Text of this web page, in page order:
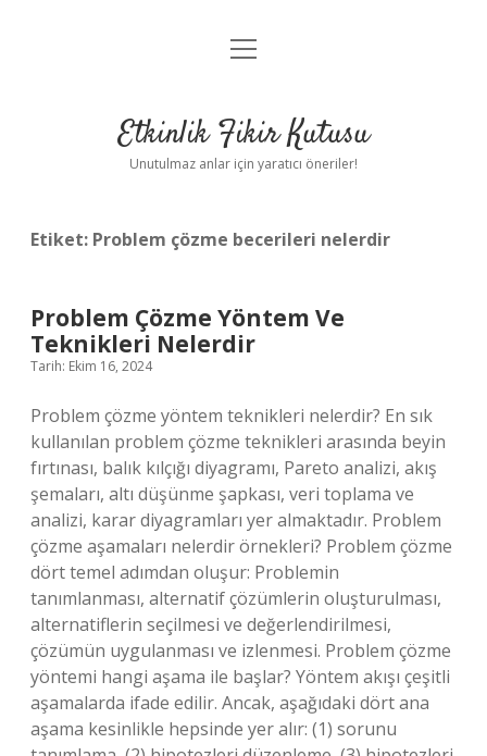
Anasayfa
Yasal Uyarı
menüyü
Etkinlik Fikir Kutusu
Unutulmaz anlar için yaratıcı öneriler!
Etiket: Problem çözme becerileri nelerdir
Problem Çözme Yöntem Ve
Teknikleri Nelerdir
Tarih: Ekim 16, 2024
Problem çözme yöntem teknikleri nelerdir? En sık
kullanılan problem çözme teknikleri arasında beyin
fırtınası, balık kılçığı diyagramı, Pareto analizi, akış
şemaları, altı düşünme şapkası, veri toplama ve
analizi, karar diyagramları yer almaktadır. Problem
çözme aşamaları nelerdir örnekleri? Problem çözme
dört temel adımdan oluşur: Problemin
tanımlanması, alternatif çözümlerin oluşturulması,
alternatiflerin seçilmesi ve değerlendirilmesi,
çözümün uygulanması ve izlenmesi. Problem çözme
yöntemi hangi aşama ile başlar? Yöntem akışı çeşitli
aşamalarda ifade edilir. Ancak, aşağıdaki dört ana
aşama kesinlikle hepsinde yer alır: (1) sorunu